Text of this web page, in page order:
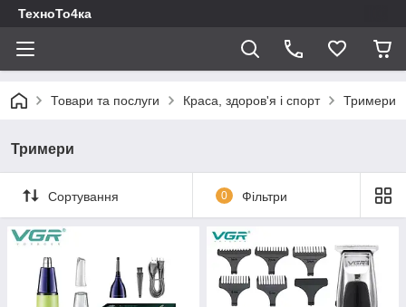
ТехноТо4ка
Товари та послуги Краса, здоров'я і спорт Тримери
Тримери
Сортування 0 Фільтри